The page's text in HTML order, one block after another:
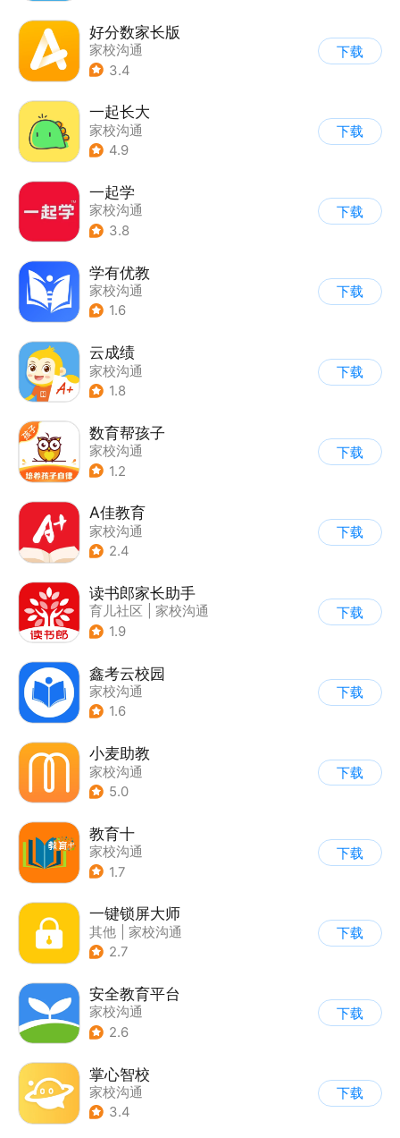
好分数家长版
家校沟通
3.4
下载
一起长大
家校沟通
4.9
下载
一起学
家校沟通
3.8
下载
学有优教
家校沟通
1.6
下载
云成绩
家校沟通
1.8
下载
数育帮孩子
家校沟通
1.2
下载
A佳教育
家校沟通
2.4
下载
读书郎家长助手
育儿社区
家校沟通
1.9
下载
鑫考云校园
家校沟通
1.6
下载
小麦助教
家校沟通
5.0
下载
教育十
家校沟通
1.7
下载
一键锁屏大师
其他
家校沟通
2.7
下载
安全教育平台
家校沟通
2.6
下载
掌心智校
家校沟通
3.4
下载